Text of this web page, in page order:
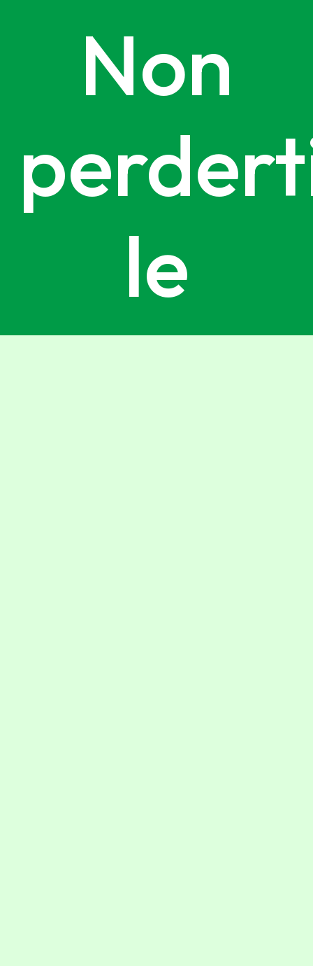
Non
le
ultime